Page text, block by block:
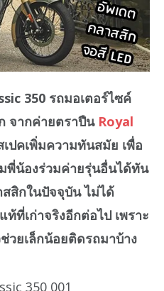
350 รถมอเตอร์ไซค์
จากค่ายตราปืน Royal
ปคเพิ่มความทันสมัย เพื่อ
พี่น้องร่วมค่ายรุ่นอื่นได้ทัน
สิกในปัจจุบัน ไม่ได้
ที่เก่าจริงอีกต่อไป เพราะ
วยเล็กน้อยติดรถมาบ้าง